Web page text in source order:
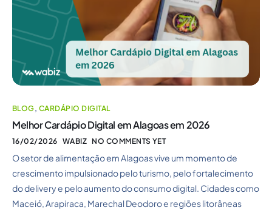
BLOG, CARDÁPIO DIGITAL
Melhor Cardápio Digital em Alagoas em 2026
16/02/2026 WABIZ NO COMMENTS YET
O setor de alimentação em Alagoas vive um momento de
crescimento impulsionado pelo turismo, pelo fortalecimento
do delivery e pelo aumento do consumo digital. Cidades como
Maceió, Arapiraca, Marechal Deodoro e regiões litorâneas